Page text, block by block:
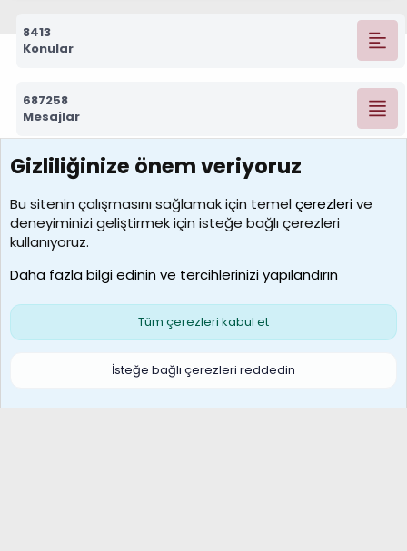
8413
Konular
687258
Mesajlar
7388
Kullanıcılar
borabekirogluu
Son üye
Çerezler
S
Gizliliğinize önem veriyoruz
Bu sitenin çalışmasını sağlamak için temelçerezlerive
deneyiminizi geliştirmek için isteğe bağlı çerezleri
kullanıyoruz.
Daha fazla bilgi edinin ve tercihlerinizi yapılandırın
Tüm çerezleri kabul et
İsteğe bağlı çerezleri reddedin